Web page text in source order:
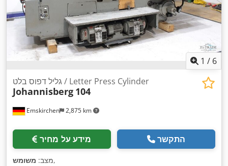
1 / 6
Emskirchen 2,875 km
גליל דפוס בלט / Letter Press Cylinder
Johannisberg 104
מידע על מחיר התקשר
מצב: משומש ,